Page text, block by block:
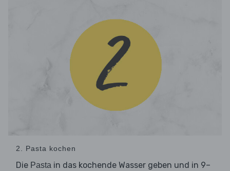
2. Pasta kochen
Die Pasta in das kochende Wasser geben und in 9–